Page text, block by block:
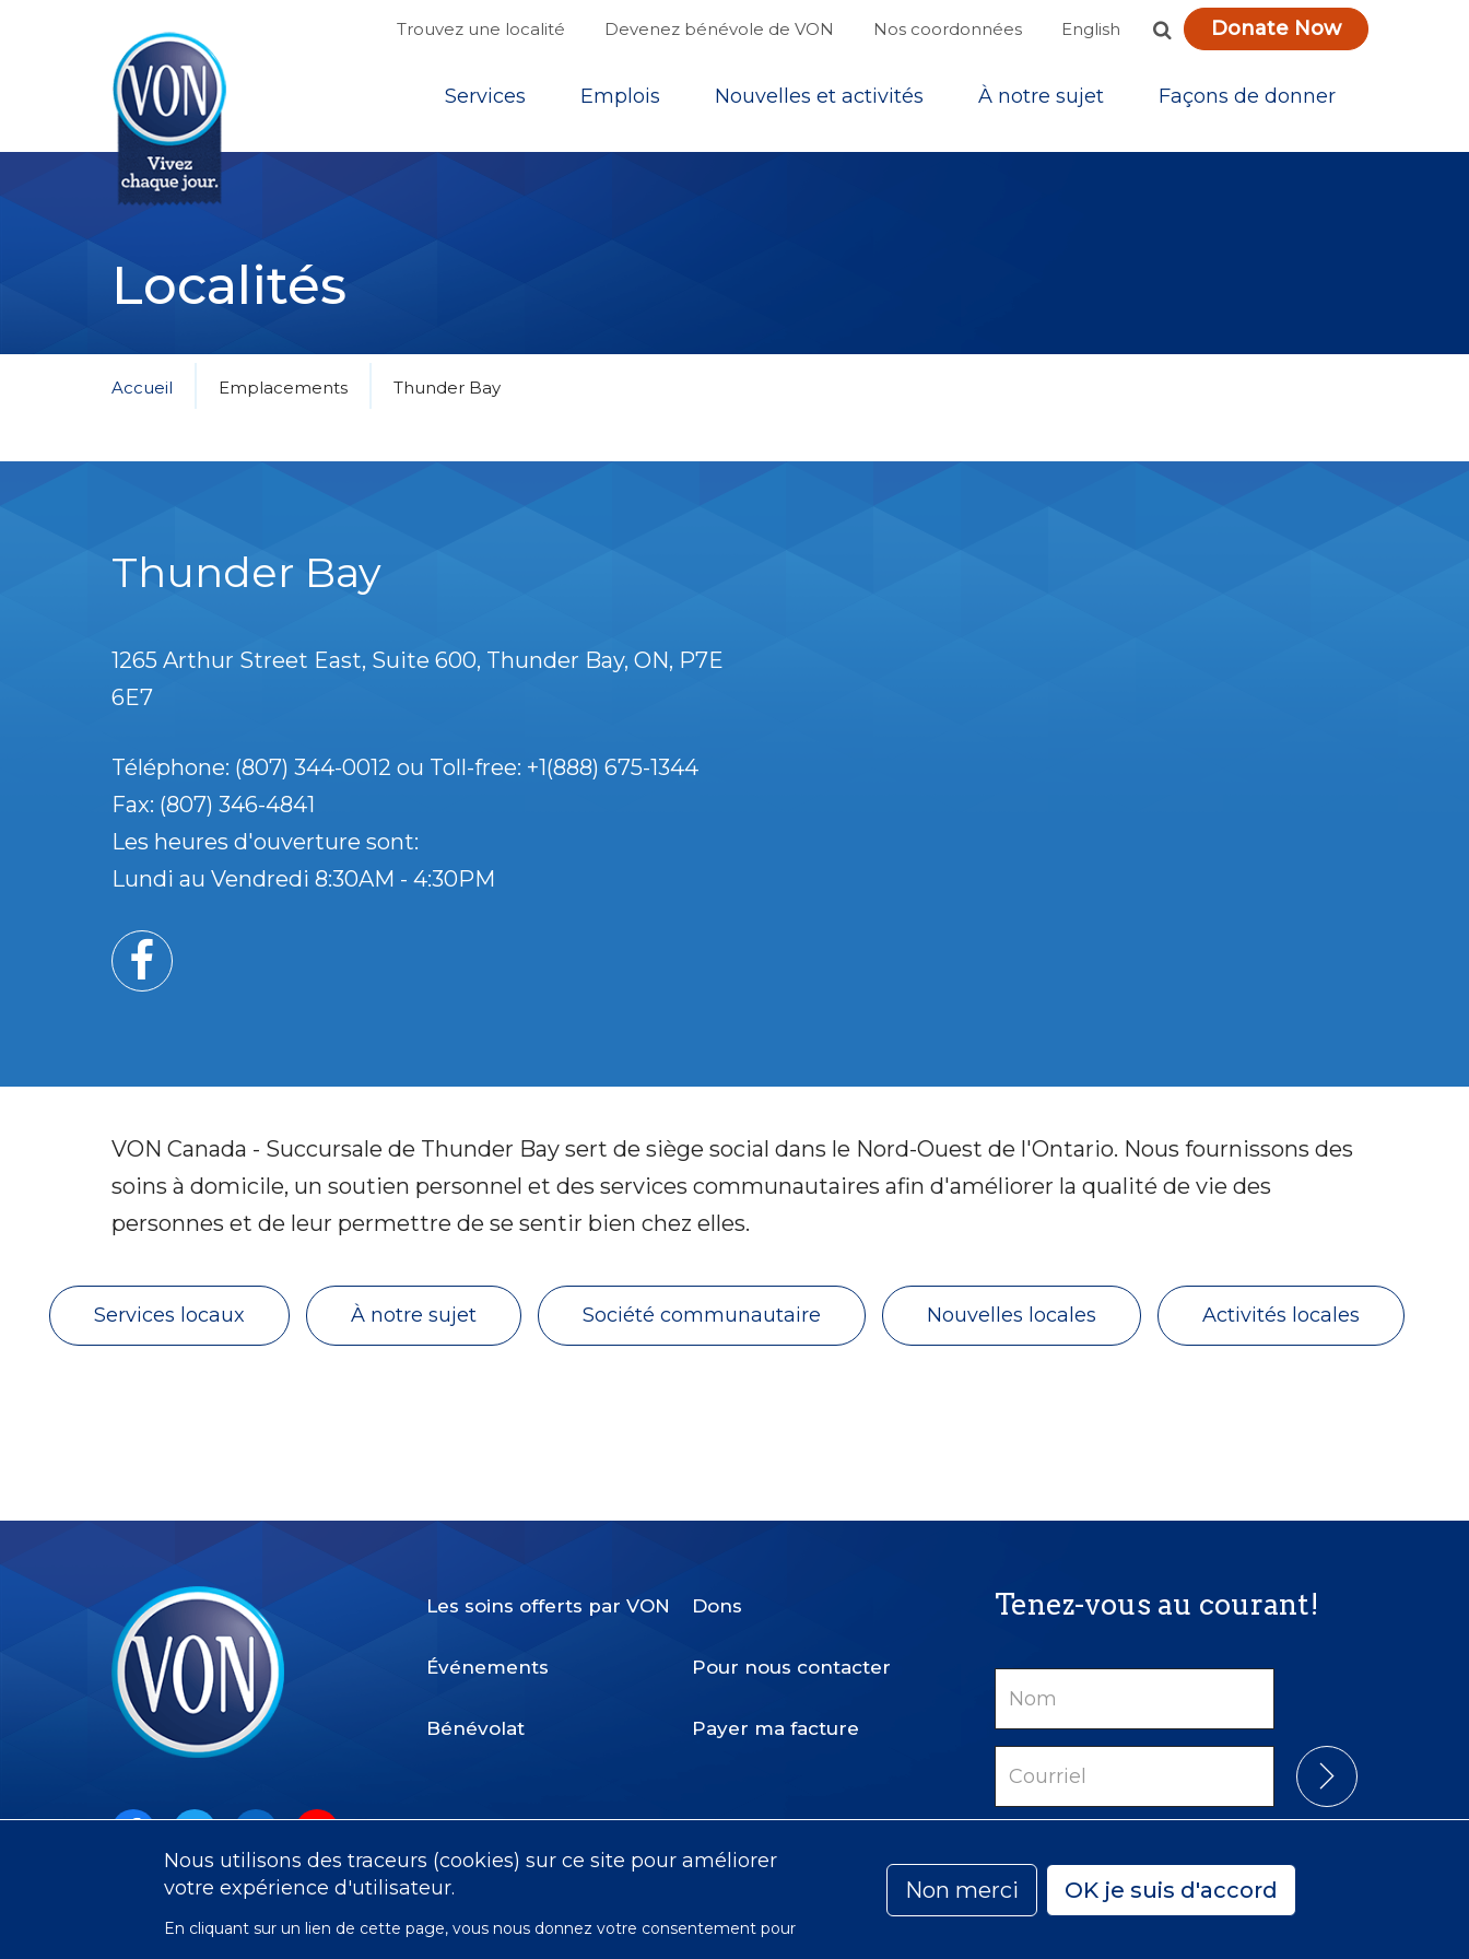
Nous utilisons des traceurs (cookies) sur ce site pour améliorer
votre expérience d'utilisateur.
En cliquant sur un lien de cette page, vous nous donnez votre consentement pour
OK je suis d'accord
Non merci
Trouvez une localité Devenez bénévole de VON Nos coordonnées English Donate Now
Services Emplois Nouvelles et activités À notre sujet Façons de donner
Localités
Accueil Emplacements Thunder Bay
Thunder Bay
1265 Arthur Street East, Suite 600 Thunder Bay ON P7E
6E7
Téléphone: (807) 344-0012 ou Toll-free: +1(888) 675-1344
Fax: (807) 346-4841
Les heures d'ouverture sont:
Lundi au Vendredi 8:30AM - 4:30PM
VON Canada - Succursale de Thunder Bay sert de siège social dans le Nord-Ouest de l'Ontario. Nous fournissons des
soins à domicile, un soutien personnel et des services communautaires afin d'améliorer la qualité de vie des
personnes et de leur permettre de se sentir bien chez elles.
Services locaux À notre sujet Société communautaire Nouvelles locales Activités locales
Social
Facebook
TwitterLinkedInYoutubeInstagram
Les soins offerts par VON
Événements
Bénévolat
Dons
Pour nous contacter
Payer ma facture
Tenez-vous au courant!
Nom
Courriel